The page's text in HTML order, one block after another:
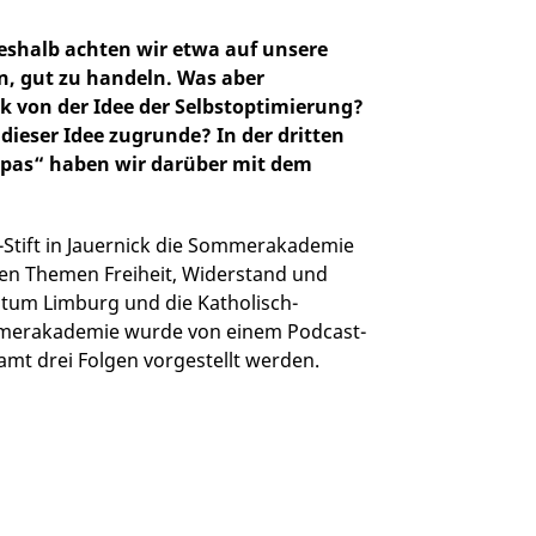
achten wir etwa auf unsere
gut zu handeln. Was aber
von der Idee der Selbstoptimierung?
Idee zugrunde? In der dritten
haben wir darüber mit dem
in Jauernick die Sommerakademie
Themen Freiheit, Widerstand und
Limburg und die Katholisch-
wurde von einem Podcast-
drei Folgen vorgestellt werden.